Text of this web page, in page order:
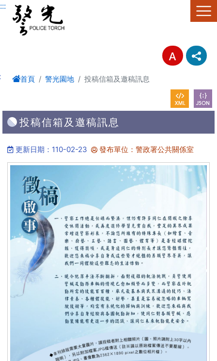
進入內容區塊
:::
首頁 警光園地 投稿信箱及邀稿訊息
投稿信箱及邀稿訊息
更新日期：110-02-23 發布單位：警政署公共關係室